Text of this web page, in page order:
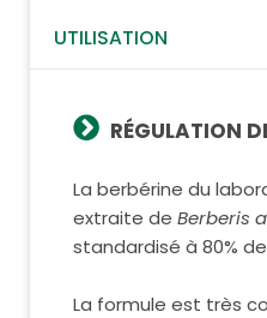
UTILISATION
RÉGULATION
La berbérine du
extraite de Berberis
standardisé à 80%
La formule est très